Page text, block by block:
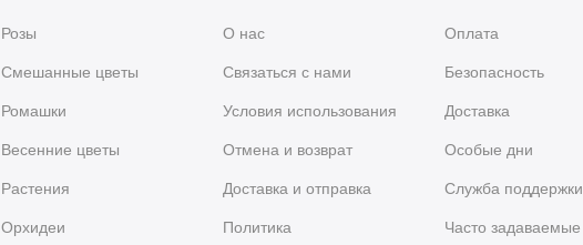
Розы
Смешанные цветы
Ромашки
Весенние цветы
Растения
Орхидеи
О нас
Связаться с нами
Условия использования
Отмена и возврат
Доставка и отправка
Политика
Оплата
Безопасность
Доставка
Особые дни
Служба поддержки
Часто задаваемые